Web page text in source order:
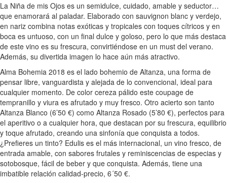
La Niña de mis Ojos es un semidulce, cuidado, amable y seductor…
que enamorará al paladar. Elaborado con sauvignon blanc y verdejo,
en nariz combina notas exóticas y tropicales con toques cítricos y en
boca es untuoso, con un final dulce y goloso, pero lo que más destaca
de este vino es su frescura, convirtiéndose en un must del verano.
Además, su divertida imagen lo hace aún más atractivo.
Alma Bohemia 2018 es el lado bohemio de Altanza, una forma de
pensar libre, vanguardista y alejada de lo convencional, ideal para
cualquier momento. De color cereza pálido este coupage de
tempranillo y viura es afrutado y muy fresco. Otro acierto son tanto
Altanza Blanco (6’50 €) como Altanza Rosado (5’80 €), perfectos para
el aperitivo o a cualquier hora, que destacan por su frescura, equilibrio
y toque afrutado, creando una sinfonía que conquista a todos.
¿Prefieres un tinto? Edulis es el más internacional, un vino fresco, de
entrada amable, con sabores frutales y reminiscencias de especias y
sotobosque, fácil de beber y que conquista. Además, tiene una
imbatible relación calidad-precio, 6´50 €.